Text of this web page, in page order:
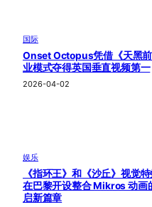
国际
Onset Octopus凭借《天黑
业模式夺得英国垂直视频第一
2026-04-02
娱乐
《指环王》和《沙丘》视觉
在巴黎开设整合 Mikros 动画
启新篇章